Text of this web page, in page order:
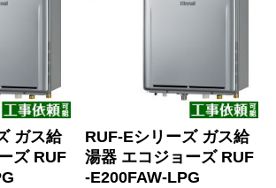
ガス給
ズ RUF
RUF-Eシリーズ ガス給
湯器 エコジョーズ RUF
-E200FAW-LPG